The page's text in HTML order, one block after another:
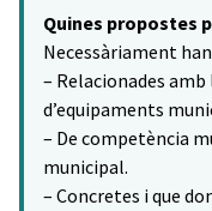
−
Quines propostes
Necessàriament
– Relacionades
d’equipaments
– De competència
municipal.
– Concretes i que